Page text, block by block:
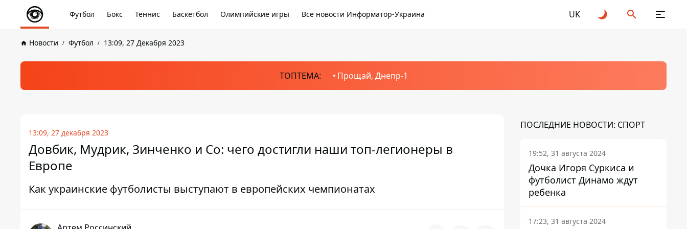
Футбол Бокс Теннис Баскетбол Олимпийские игры Все новости Информатор-Украина UK
Новости Футбол 13:09, 27 Декабря 2023
ТОПТЕМА: Прощай, Днепр-1
13:09, 27 декабря 2023
Довбик, Мудрик, Зинченко и Со: чего достигли наши топ-легионеры в
Европе
Как украинские футболисты выступают в европейских чемпионатах
ПОСЛЕДНИЕ НОВОСТИ: СПОРТ
19:52, 31 августа 2024
Дочка Игоря Суркиса и
футболист Динамо ждут
ребенка
17:23, 31 августа 2024